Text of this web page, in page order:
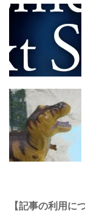
【記事の利用に